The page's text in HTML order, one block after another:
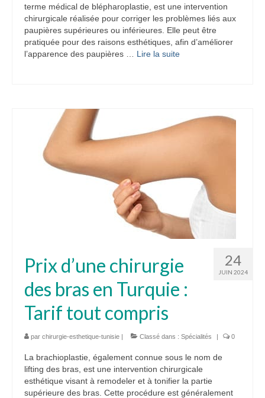
terme médical de blépharoplastie, est une intervention
chirurgicale réalisée pour corriger les problèmes liés aux
paupières supérieures ou inférieures. Elle peut être
pratiquée pour des raisons esthétiques, afin d’améliorer
l’apparence des paupières … Lire la suite­­
24
JUIN 2024
Prix d’une chirurgie
des bras en Turquie :
Tarif tout compris
par chirurgie-esthetique-tunisie | Classé dans : Spécialités | 0
La brachioplastie, également connue sous le nom de
lifting des bras, est une intervention chirurgicale
esthétique visant à remodeler et à tonifier la partie
supérieure des bras. Cette procédure est généralement